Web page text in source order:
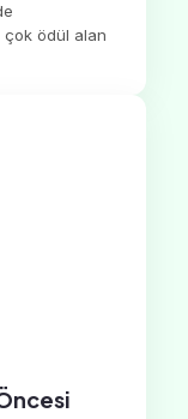
çok ödül alan